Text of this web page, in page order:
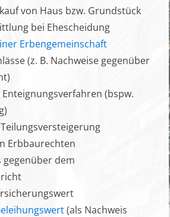
von Haus bzw. Grundstück
bei Ehescheidung
Erbengemeinschaft
(z. B. Nachweise gegenüber
(bspw.
Erbbaurechten
gegenüber dem
(als Nachweis